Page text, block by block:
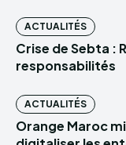
ACTUALITÉS
Crise de Sebta :
responsabilités
ACTUALITÉS
Orange Maroc